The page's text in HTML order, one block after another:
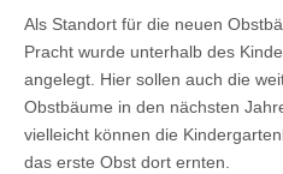
Als Standort für die neuen
Pracht wurde unterhalb des
angelegt. Hier sollen auch die
Obstbäume in den nächsten
vielleicht können die
das erste Obst dort ernten.